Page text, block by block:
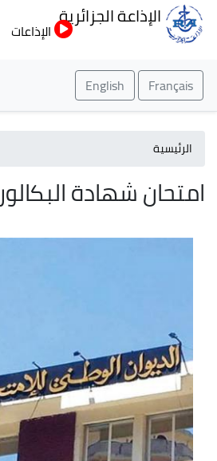
إلى
الإذاعة الجزائرية
الإذاعات
Français
English
الرئيسية
امتحان شهادة البكالوريا